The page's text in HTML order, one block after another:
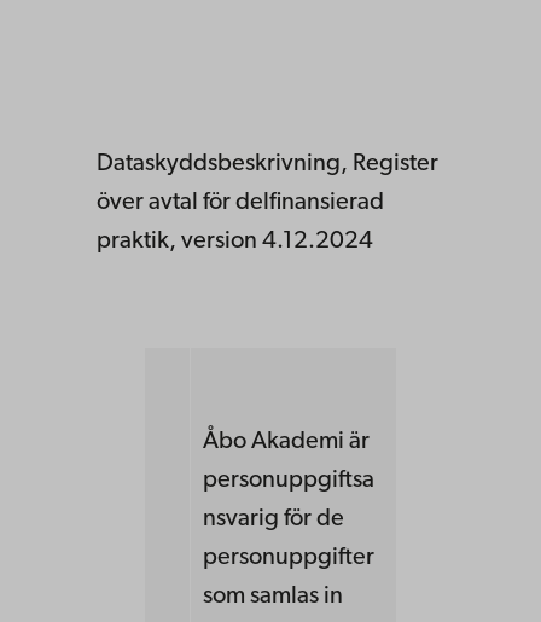
Dataskyddsbeskrivning, Register
över avtal för delfinansierad
praktik, version 4.12.2024
Åbo Akademi är
personuppgiftsa
nsvarig för de
personuppgifter
som samlas in